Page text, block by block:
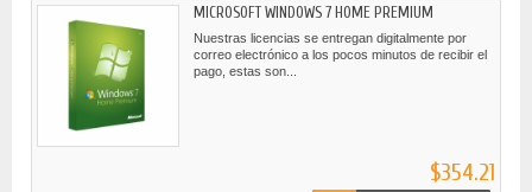
MICROSOFT WINDOWS 7 HOME PREMIUM
Nuestras licencias se entregan digitalmente por
correo electrónico a los pocos minutos de recibir el
pago, estas son...
$354.21